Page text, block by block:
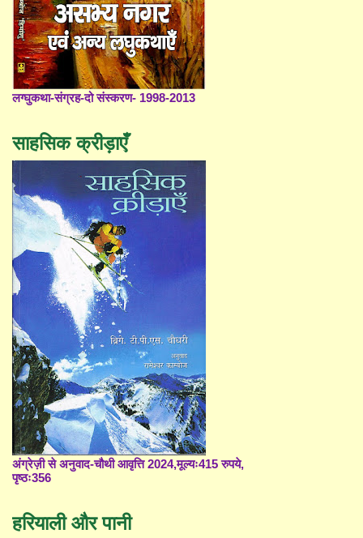
लग्घुकथा-संग्रह-दो संस्करण- 1998-2013
साहसिक क्रीड़ाएँ
अंग्रेज़ी से अनुवाद-चौथी आवृत्ति 2024,मूल्यः415 रुपये,
पृष्ठः356
हरियाली और पानी